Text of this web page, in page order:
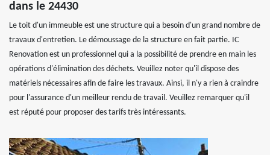
dans le 24430
Le toit d'un immeuble est une structure qui a besoin d'un grand nombre de
travaux d'entretien. Le démoussage de la structure en fait partie. IC
Renovation est un professionnel qui a la possibilité de prendre en main les
opérations d'élimination des déchets. Veuillez noter qu'il dispose des
matériels nécessaires afin de faire les travaux. Ainsi, il n'y a rien à craindre
pour l'assurance d'un meilleur rendu de travail. Veuillez remarquer qu'il
est réputé pour proposer des tarifs très intéressants.